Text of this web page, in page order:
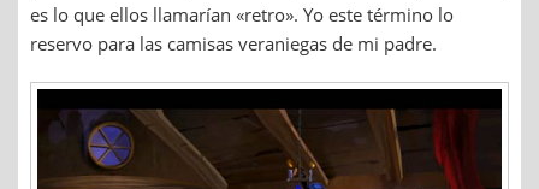
es lo que ellos llamarían «retro». Yo este término lo
reservo para las camisas veraniegas de mi padre.